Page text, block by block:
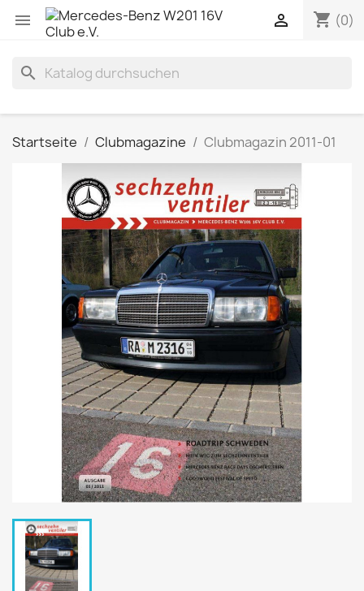
 shopping_cart (0)

search
Startseite Clubmagazine Clubmagazin 2011-01